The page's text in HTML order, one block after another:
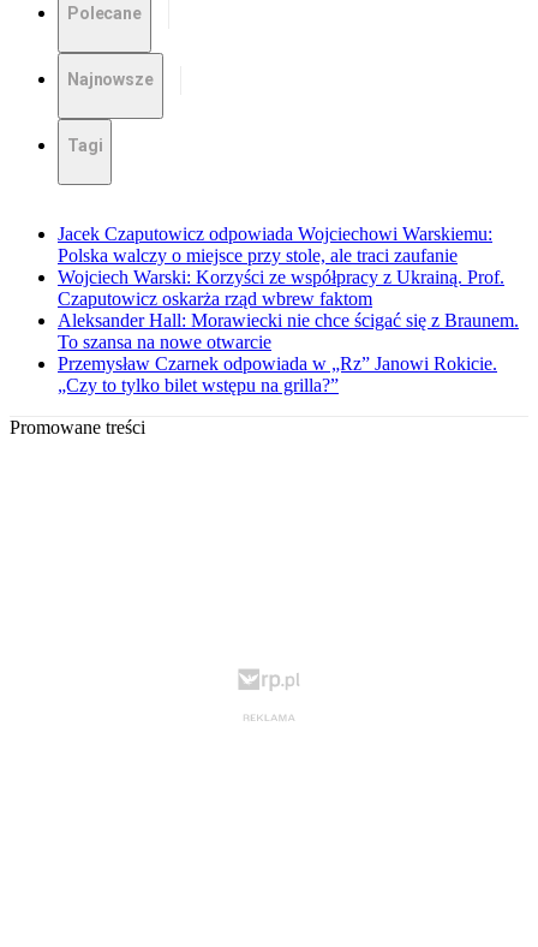
Polecane
Najnowsze
Tagi
Jacek Czaputowicz odpowiada Wojciechowi Warskiemu:
Polska walczy o miejsce przy stole, ale traci zaufanie
Wojciech Warski: Korzyści ze współpracy z Ukrainą. Prof.
Czaputowicz oskarża rząd wbrew faktom
Aleksander Hall: Morawiecki nie chce ścigać się z Braunem.
To szansa na nowe otwarcie
Przemysław Czarnek odpowiada w „Rz” Janowi Rokicie.
„Czy to tylko bilet wstępu na grilla?”
Promowane treści